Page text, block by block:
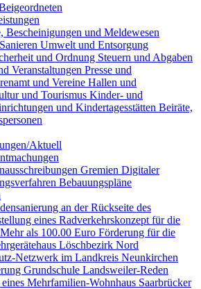
Bescheinigungen und Meldewesen
Umwelt und Entsorgung
und Ordnung Steuern und Abgaben
Veranstaltungen Presse und
und Vereine Hallen und
und Tourismus Kinder- und
und Kindertagesstätten Beiräte,
Aktuell
Gremien Digitaler
Bebauungspläne
an der Rückseite des
eines Radverkehrskonzept für die
Mehr als 100.00 Euro Förderung für die
Löschbezirk Nord
Netzwerk im Landkreis Neunkirchen
Grundschule Landsweiler-Reden
Mehrfamilien-Wohnhaus Saarbrücker